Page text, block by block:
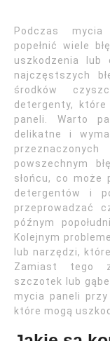
Podczas
popełnić wiele
uszkodzenia lub
najczęstszych
środków
detergenty, które
paneli. Warto
delikatne i
powszechnym
słońcu, co może
detergentów i
przeprowadzać
późnym
Kolejnym
lub narzędzi,
Zamiast tego
szczotek lub
mycia paneli
które mogą